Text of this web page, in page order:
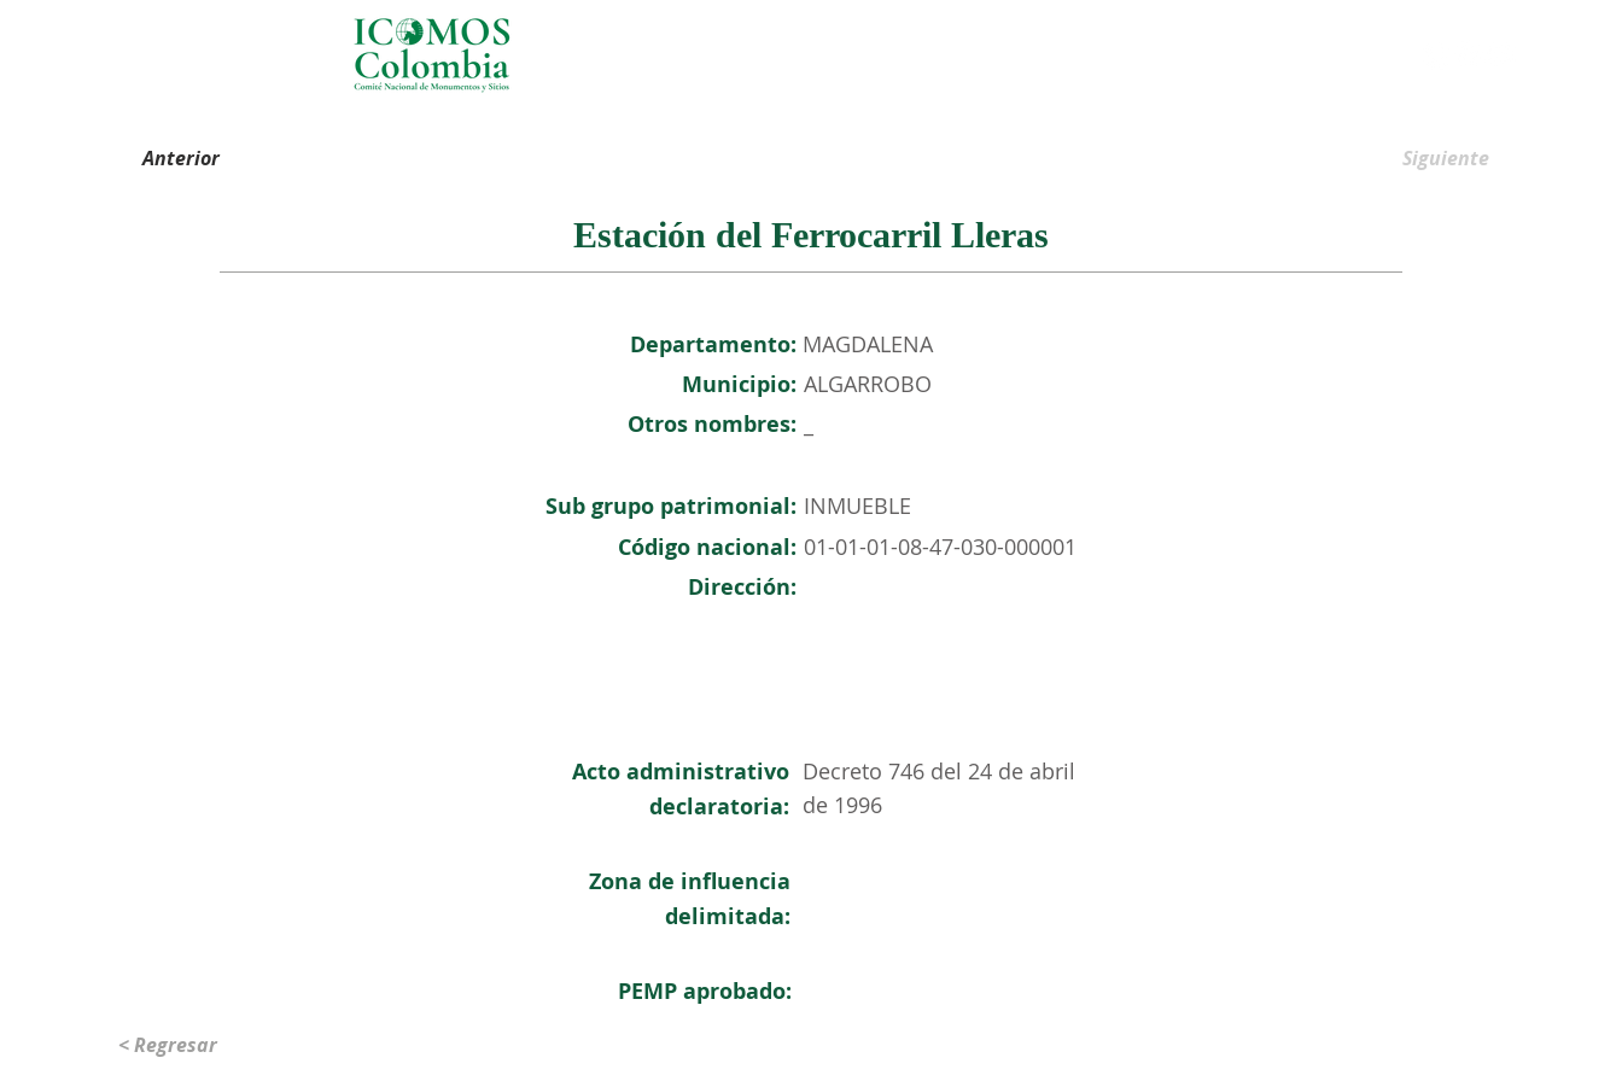
Anterior Siguiente
Estación del Ferrocarril Lleras
Departamento: MAGDALENA
Municipio: ALGARROBO
Otros nombres:
Sub grupo patrimonial: INMUEBLE
Código nacional: 01-01-01-08-47-030-000001
Dirección:
Acto administrativo
declaratoria:
Decreto 746 del 24 de abril
de 1996
Zona de influencia
delimitada:
< Regresar
PEMP aprobado: